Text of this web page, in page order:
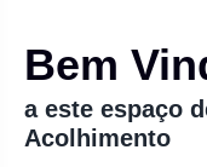
Bem
a este espaço
Acolhimento